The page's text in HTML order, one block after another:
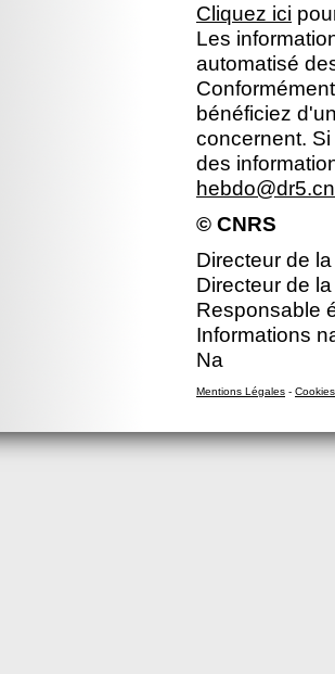
Cliquez ici
Les
automatisé
bénéficiez
concernent.
des
© CNRS
Directeur de
Directeur de
Responsable
Informations
Na
Mentions Légales - Cookies